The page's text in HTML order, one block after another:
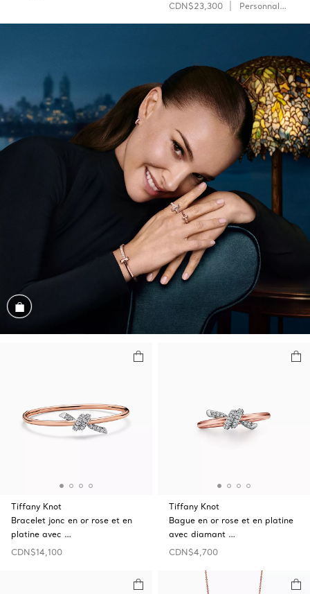
CDN$23,300
Personnaliser
Magasiner cet assortiment
Tiffany Knot
Bracelet jonc en or rose et en
platine avec …
CDN$14,100
Tiffany Knot
Bague en or rose et en platine
avec diamant …
CDN$4,700